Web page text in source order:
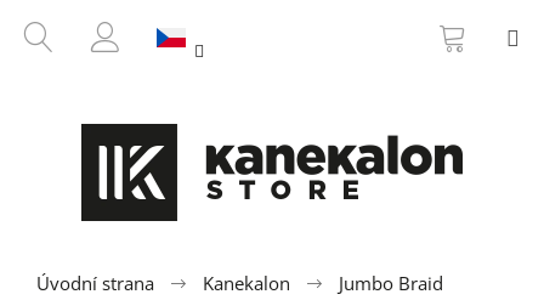
HLEDAT
PŘIHLÁŠENÍ
KOŠÍK
Úvodní strana Kanekalon
Jumbo Braid
ZPĚT
ZPĚT